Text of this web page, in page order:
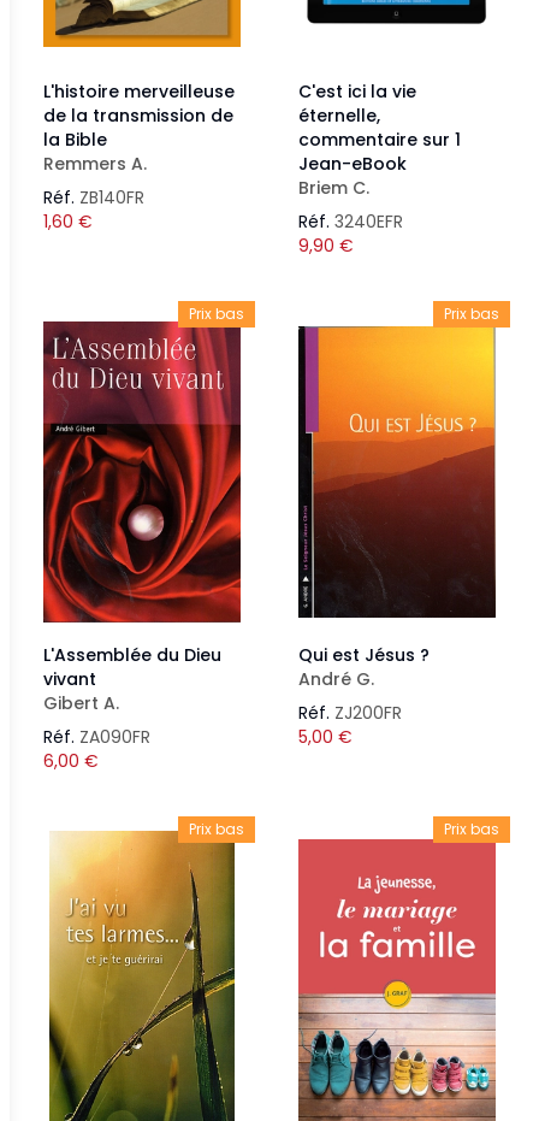
L'histoire merveilleuse
de la transmission de
la Bible
Remmers A.
Réf. ZB140FR
1,60 €
C'est ici la vie
éternelle,
commentaire sur 1
Jean-eBook
Briem C.
Réf. 3240EFR
9,90 €
Prix bas
L'Assemblée du Dieu
vivant
Gibert A.
Réf. ZA090FR
6,00 €
Prix bas
Qui est Jésus ?
André G.
Réf. ZJ200FR
5,00 €
Prix bas Prix bas